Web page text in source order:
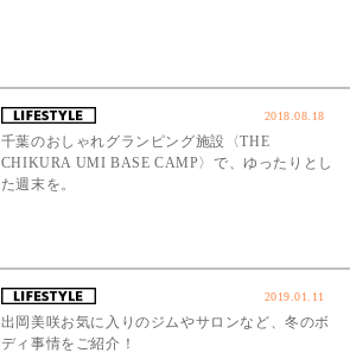
2018.08.18
千葉のおしゃれグランピング施設〈THE
CHIKURA UMI BASE CAMP〉で、ゆったりとし
た週末を。
2019.01.11
出岡美咲お気に入りのジムやサロンなど、冬のボ
ディ事情をご紹介！